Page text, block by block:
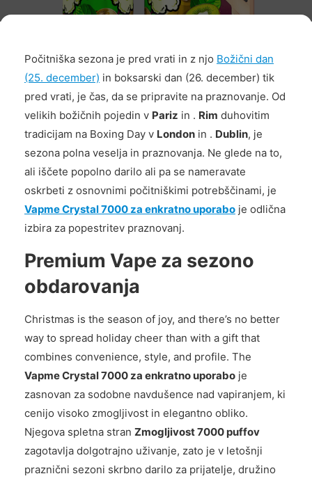
Počitniška sezona je pred vrati in z njo Božični dan
(25. december) in boksarski dan (26. december) tik
pred vrati, je čas, da se pripravite na praznovanje. Od
velikih božičnih pojedin v Pariz in . Rim duhovitim
tradicijam na Boxing Day v London in . Dublin, je
sezona polna veselja in praznovanja. Ne glede na to,
ali iščete popolno darilo ali pa se nameravate
oskrbeti z osnovnimi počitniškimi potrebščinami, je
Vapme Crystal 7000 za enkratno uporabo je odlična
izbira za popestritev praznovanj.
Premium Vape za sezono
obdarovanja
Christmas is the season of joy, and there’s no better
way to spread holiday cheer than with a gift that
combines convenience, style, and profile. The
Vapme Crystal 7000 za enkratno uporabo je
zasnovan za sodobne navdušence nad vapiranjem, ki
cenijo visoko zmogljivost in elegantno obliko.
Njegova spletna stran Zmogljivost 7000 puffov
zagotavlja dolgotrajno uživanje, zato je v letošnji
praznični sezoni skrbno darilo za prijatelje, družino